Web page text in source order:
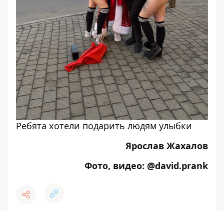
Ребята хотели подарить людям улыбки
Ярослав Жахалов
Фото, видео: @david.prank